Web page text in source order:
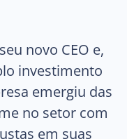
novo CEO e,
investimento
emergiu das
no setor com
em suas